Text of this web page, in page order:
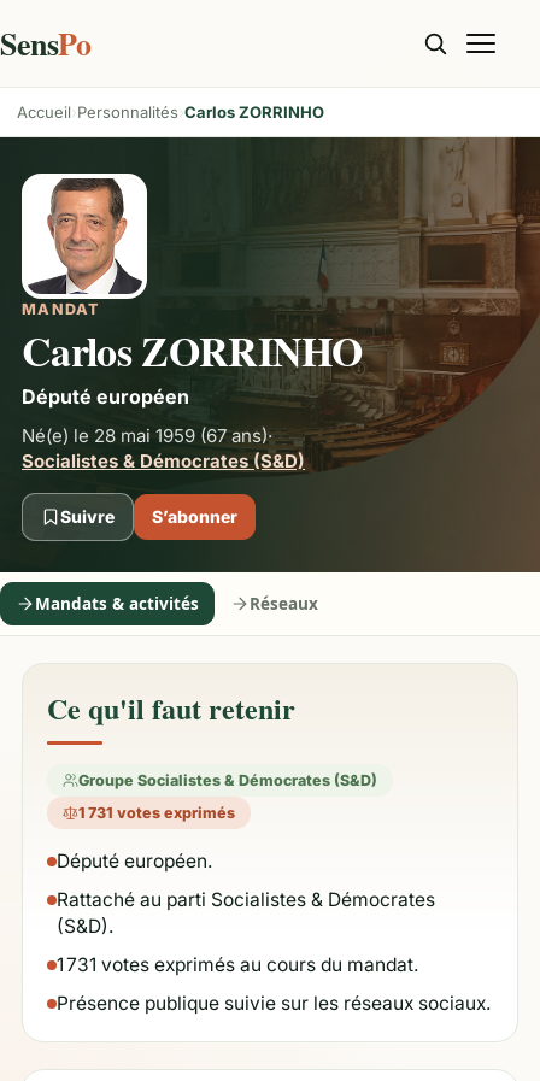
SensPo
Accueil Personnalités Carlos ZORRINHO
MANDAT
Carlos ZORRINHO
Député européen
Né(e) le 28 mai 1959 (67 ans)·
Socialistes & Démocrates (S&D)
Suivre S’abonner
Mandats & activités Réseaux
Ce qu'il faut retenir
Groupe Socialistes & Démocrates (S&D)
1 731 votes exprimés
Député européen.
Rattaché au parti Socialistes & Démocrates
(S&D).
1 731 votes exprimés au cours du mandat.
Présence publique suivie sur les réseaux sociaux.